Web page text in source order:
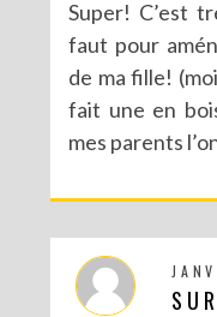
Super! C’est
faut pour
de ma fille!
fait une en
mes parents